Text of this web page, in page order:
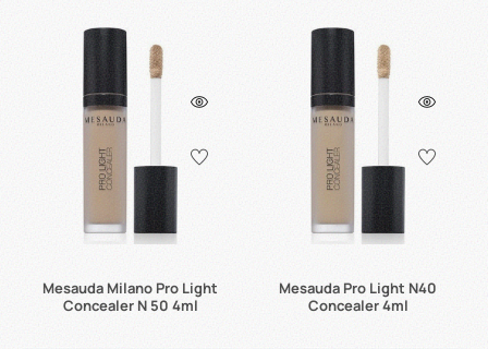
Mesauda Milano Pro Light
Concealer N 50 4ml
Mesauda Pro Light N40
Concealer 4ml